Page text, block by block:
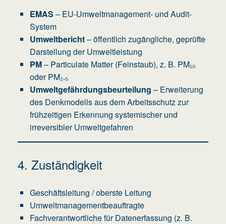
EMAS – EU-Umweltmanagement- und Audit-
System
Umweltbericht– öffentlich zugängliche, geprüfte
Darstellung der Umweltleistung
PM– Particulate Matter (Feinstaub), z. B. PM₁₀
oder PM₂.₅
Umweltgefährdungsbeurteilung – Erweiterung
des Denkmodells aus dem Arbeitsschutz zur
frühzeitigen Erkennung systemischer und
irreversibler Umweltgefahren
4. Zuständigkeit
Geschäftsleitung / oberste Leitung
Umweltmanagementbeauftragte
Fachverantwortliche für Datenerfassung (z. B.